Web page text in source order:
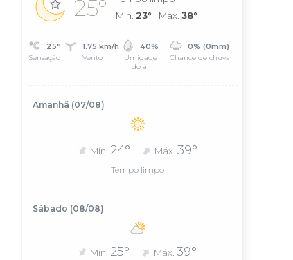
25°
Mín. 23° Máx. 38°
25°
Sensação
1.75 km/h
Vento
40%
Umidade
do ar
0% (0mm)
Chance de chuva
Amanhã (07/08)
Mín. 24° Máx. 39°
Tempo limpo
Sábado (08/08)
Mín. 25° Máx.39°